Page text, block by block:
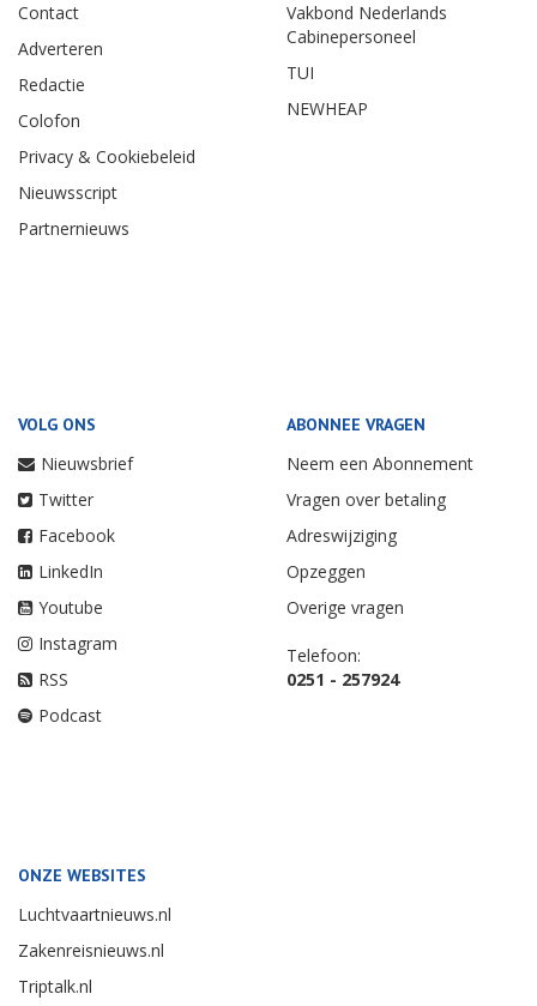
Contact
Adverteren
Redactie
Colofon
Privacy & Cookiebeleid
Nieuwsscript
Partnernieuws
Vakbond Nederlands
Cabinepersoneel
TUI
NEWHEAP
VOLG ONS
Nieuwsbrief
Twitter
Facebook
LinkedIn
Youtube
Instagram
RSS
Podcast
ABONNEE VRAGEN
Neem een Abonnement
Vragen over betaling
Adreswijziging
Opzeggen
Overige vragen
Telefoon:
0251 - 257924
ONZE WEBSITES
Luchtvaartnieuws.nl
Zakenreisnieuws.nl
Triptalk.nl